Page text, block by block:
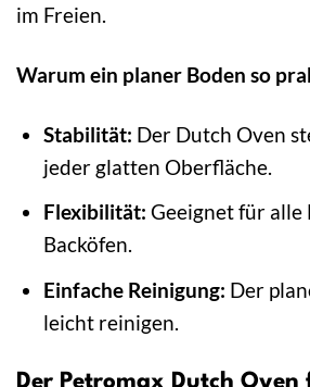
im Freien.
Warum ein planer Boden so
Stabilität: Der Dutch Oven
jeder glatten Oberfläche.
Flexibilität: Geeignet für
Backöfen.
Einfache Reinigung: Der
leicht reinigen.
Der Petromax Dutch Oven